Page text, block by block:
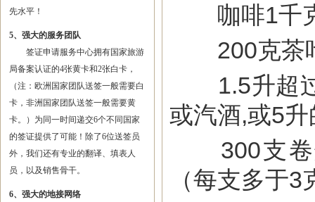
先水平！
5、强大的服务团队
签证申请服务中心拥有国家旅游
局备案认证的4张黄卡和2张白卡，
（注：欧洲国家团队送签一般需要白
卡，非洲国家团队送签一般需要黄
卡。）为同一时间递交6个不同国家
的签证提供了可能！除了6位送签员
外，我们还有专业的翻译、填表人
员，以及销售骨干。
6、强大的地接网络
咖啡1千克
200克茶
1.5升超过
或汽酒,或5
300支卷
（每支多于